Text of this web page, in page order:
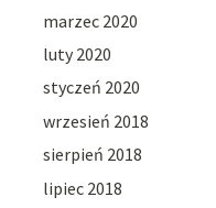
marzec 2020
luty 2020
styczeń 2020
wrzesień 2018
sierpień 2018
lipiec 2018